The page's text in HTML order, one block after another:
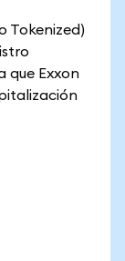
Tokenized)
que Exxon